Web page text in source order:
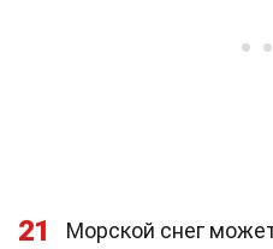
21
Морской снег